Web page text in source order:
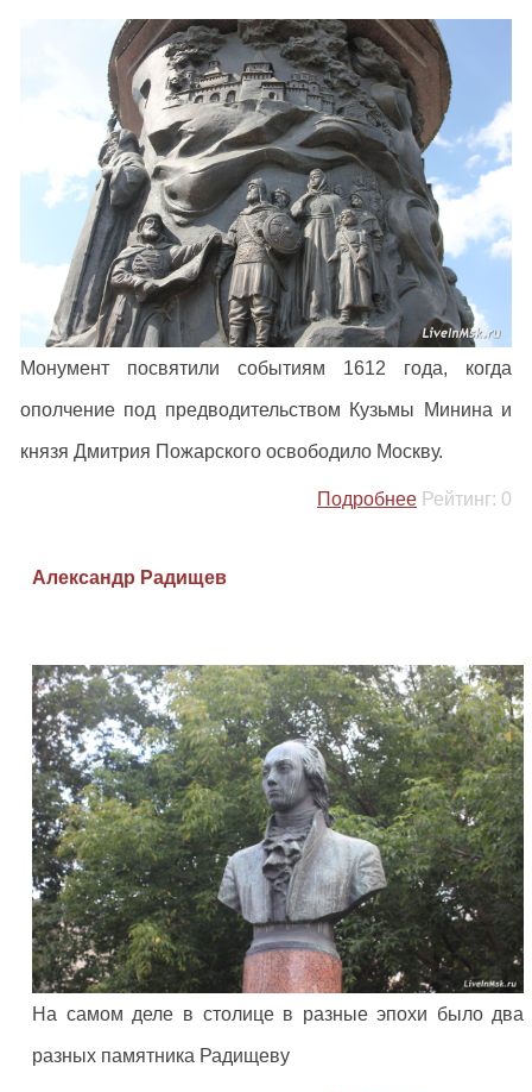
Монумент посвятили событиям 1612 года, когда
ополчение под предводительством Кузьмы Минина и
князя Дмитрия Пожарского освободило Москву.
Подробнее Рейтинг: 0
Александр Радищев
На самом деле в столице в разные эпохи было два
разных памятника Радищеву